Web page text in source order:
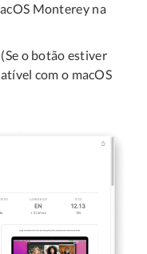
Monterey na
o botão estiver
com o macOS